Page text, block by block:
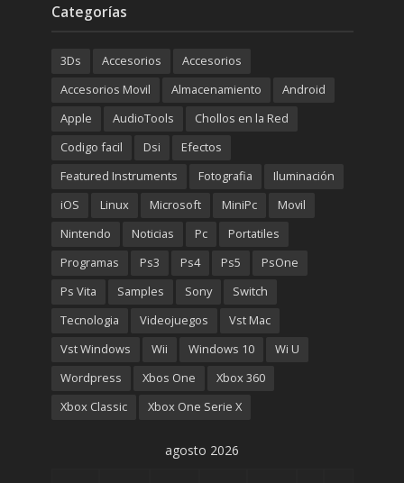
original
era:
€699.00.
es:
€499.00.
Categorías
3Ds Accesorios
Accesorios
Accesorios Movil
Almacenamiento
Android
Apple
AudioTools
Chollos en la Red
Codigo facil
Dsi
Efectos
Featured Instruments
Fotografia
Iluminación
iOS
Linux Microsoft MiniPc
Movil
Nintendo
Noticias Pc
Portatiles
Programas
Ps3 Ps4 Ps5
PsOne
Ps Vita
Samples Sony
Switch
Tecnologia
Videojuegos
Vst Mac
Vst Windows
Wii Windows 10
Wi U
Wordpress
Xbos One
Xbox 360
Xbox Classic
Xbox One Serie X
agosto 2026